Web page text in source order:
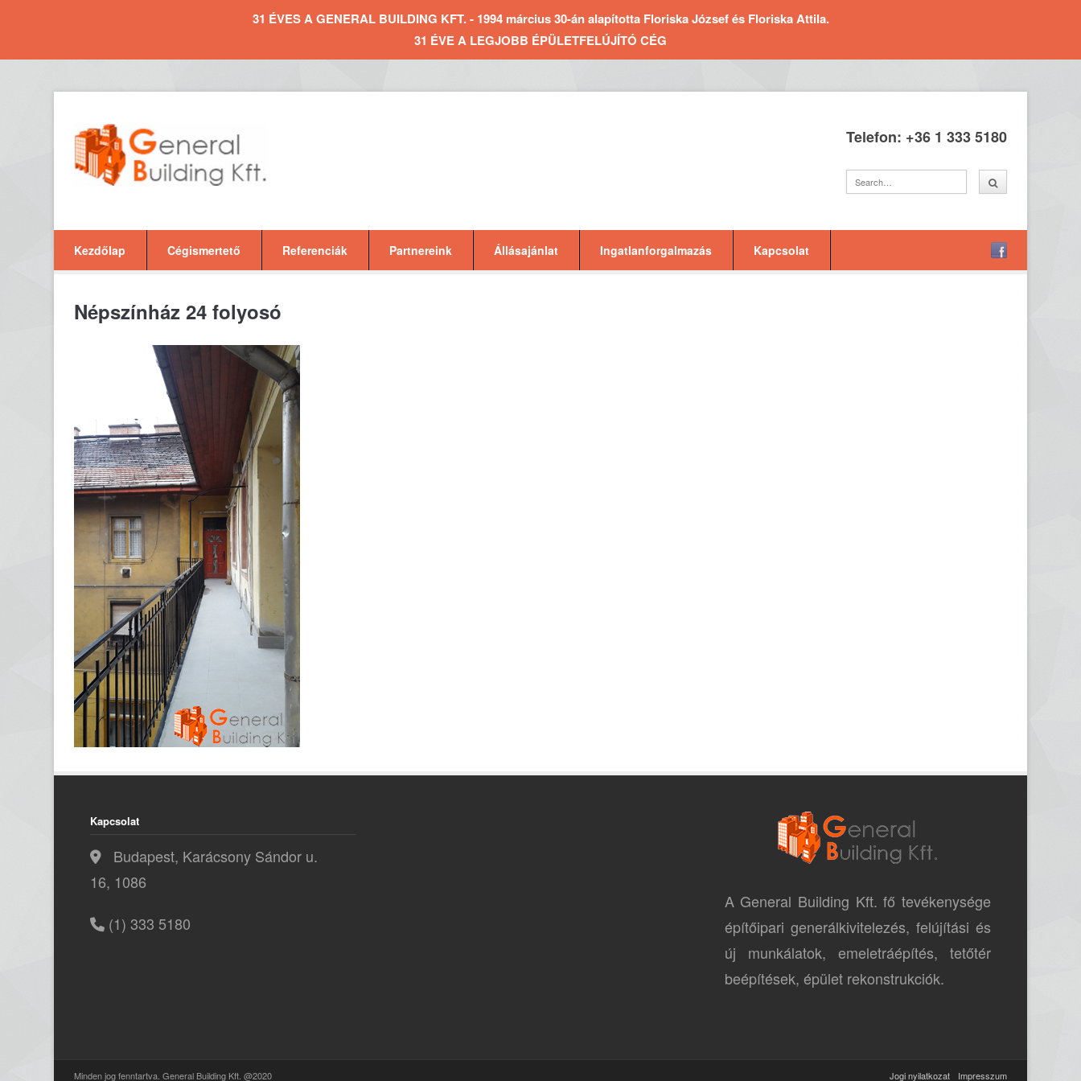
31 ÉVES A GENERAL BUILDING KFT. - 1994 március 30-án alapította Floriska József és Floriska Attila.
31 ÉVE A LEGJOBB ÉPÜLETFELÚJÍTÓ CÉG
Telefon: +36 1 333 5180
Kezdőlap Cégismertető Referenciák Partnereink Állásajánlat Ingatlanforgalmazás Kapcsolat
Népszínház 24 folyosó
Kapcsolat
Budapest, Karácsony Sándor u.
16, 1086
(1) 333 5180
A General Building Kft. fő tevékenysége
építőipari generálkivitelezés, felújítási és
új munkálatok, emeletráépítés, tetőtér
beépítések, épület rekonstrukciók.
Minden jog fenntartva. General Building Kft. @2020 Jogi nyilatkozat Impresszum